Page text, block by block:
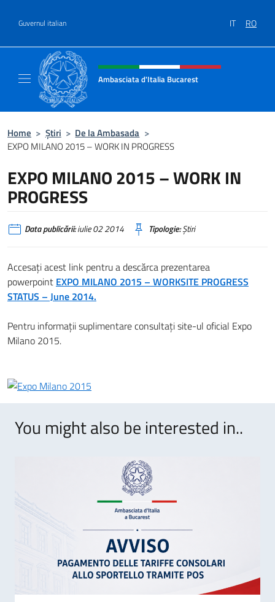
Guvernul italian IT RO
Header, social and menu of site
Ambasciata d'Italia Bucarest
Home > Știri > De la Ambasada >
EXPO MILANO 2015 – WORK IN PROGRESS
EXPO MILANO 2015 – WORK IN
PROGRESS
Data publicării:iulie 02 2014 Tipologie:Știri
Accesaţi acest link pentru a descărca prezentarea
powerpoint EXPO MILANO 2015 – WORKSITE PROGRESS
STATUS – June 2014.
Pentru informaţii suplimentare consultaţi site-ul oficial Expo
Milano 2015.
You might also be interested in..